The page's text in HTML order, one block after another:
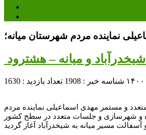
نماینده مردم شهرستان میانه؛
و میانه – هشترود
شناسه خبر : 1908 تعداد بازدید : 1630
و مستمر مهدی اسماعیلی نماینده مردم
و شهرسازی و جلسات متعدد در سطح کشور